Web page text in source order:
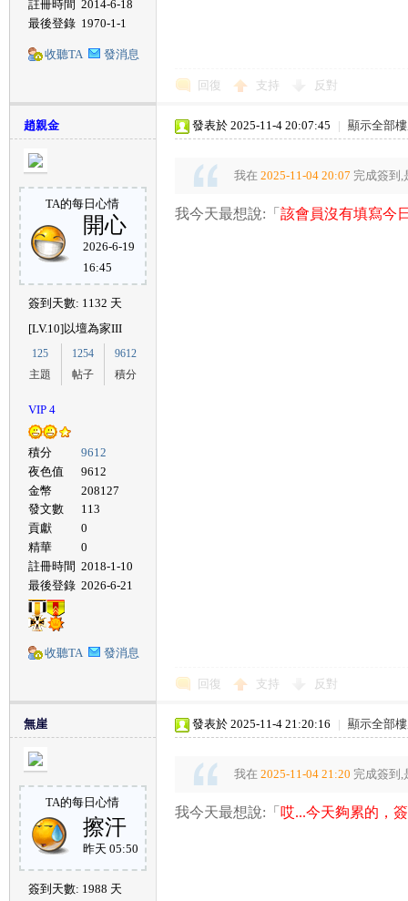
註冊時間 2014-6-18
最後登錄 1970-1-1
收聽TA 發消息
回復 支持 反對
趙親金
TA的每日心情
開心
2026-6-19
16:45
簽到天數: 1132 天
[LV.10]以壇為家III
125
主題
1254
帖子
9612
積分
VIP 4
積分
9612
夜色值
9612
金幣
208127
發文數
113
貢獻
0
精華
0
註冊時間 2018-1-10
最後登錄 2026-6-21
收聽TA 發消息
發表於 2025-11-4 20:07:45 | 顯示全部
我在 2025-11-04 20:07 完成簽到,
我今天最想說:「 該會員沒有填寫今
回復 支持 反對
無崖
TA的每日心情
擦汗
昨天 05:50
簽到天數: 1988 天
發表於 2025-11-4 21:20:16 | 顯示全部
我在 2025-11-04 21:20 完成簽到,
我今天最想說:「 哎...今天夠累的，